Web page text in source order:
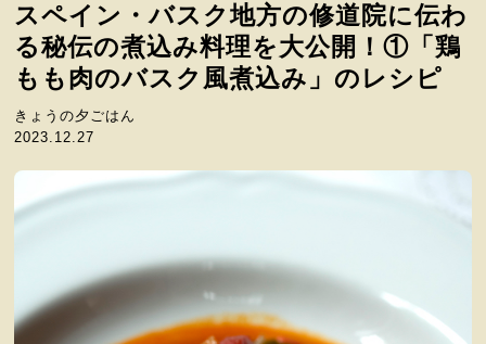
スペイン・バスク地方の修道院に伝わ
る秘伝の煮込み料理を大公開！①「鶏
もも肉のバスク風煮込み」のレシピ
きょうの夕ごはん
2023.12.27